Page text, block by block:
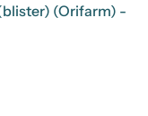
(Orifarm) -